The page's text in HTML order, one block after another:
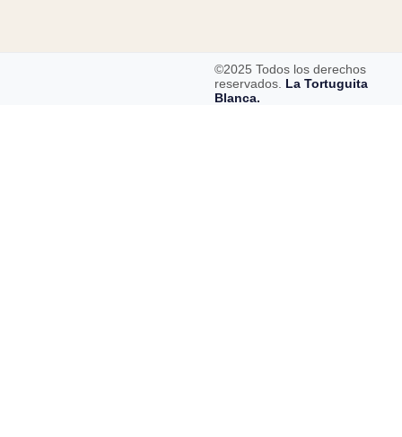
©2025 Todos los derechos
reservados. La Tortuguita
Blanca.